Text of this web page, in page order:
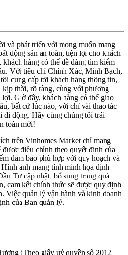
và phát triển với mong muốn mang
động sản an toàn, tiện lợi cho khách
hàng có thể dễ dàng tìm kiếm
Với tiêu chí Chính Xác, Minh Bạch,
cung cấp tới khách hàng thông tin,
kịp thời, rõ ràng, cùng với phương
Giờ đây, khách hàng có thể giao
bất cứ lúc nào, với chỉ vài thao tác
di động. Hãy cùng chúng tôi trải
toàn mới!
trên Vinhomes Market chỉ mang
điều chỉnh theo quyết định của
đảm bảo phù hợp với quy hoạch và
ảnh mang tính minh họa định
Tư cập nhật, bổ sung trong quá
cam kết chính thức sẽ được quy định
Việc quản lý vận hành và kinh doanh
của Ban quản lý.
(Theo giấy uỷ quyền số 2012